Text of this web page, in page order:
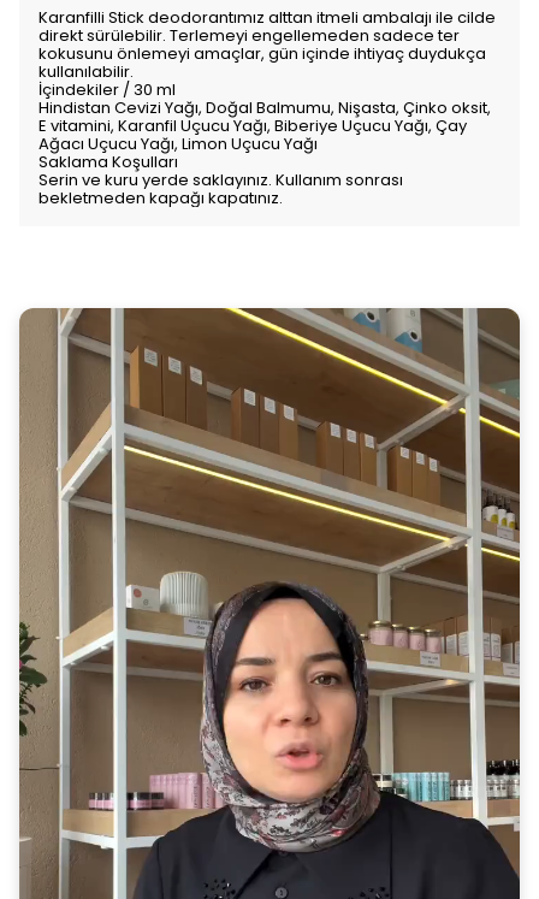
Karanfilli Stick deodorantımız alttan itmeli ambalajı ile cilde
direkt sürülebilir. Terlemeyi engellemeden sadece ter
kokusunu önlemeyi amaçlar, gün içinde ihtiyaç duydukça
kullanılabilir.
İçindekiler / 30 ml
Hindistan Cevizi Yağı, Doğal Balmumu, Nişasta, Çinko oksit,
E vitamini, Karanfil Uçucu Yağı, Biberiye Uçucu Yağı, Çay
Ağacı Uçucu Yağı, Limon Uçucu Yağı
Saklama Koşulları
Serin ve kuru yerde saklayınız. Kullanım sonrası
bekletmeden kapağı kapatınız.